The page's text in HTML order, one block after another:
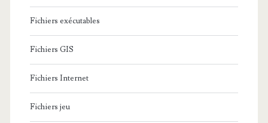
Fichiers exécutables
Fichiers GIS
Fichiers Internet
Fichiers jeu